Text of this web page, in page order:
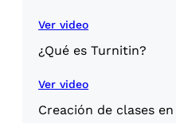
Ver video
¿Qué es Turnitin?
Ver video
Creación de clases